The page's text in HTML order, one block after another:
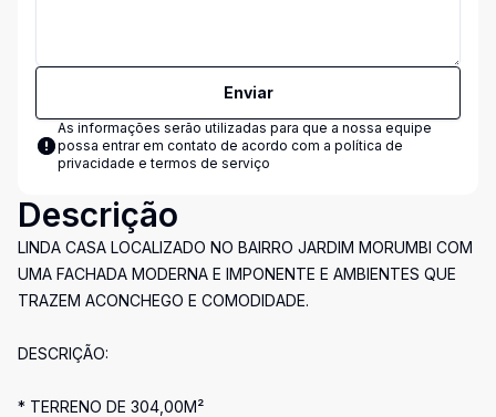
Enviar
As informações serão utilizadas para que a nossa equipe
possa entrar em contato de acordo com a política de
privacidade e termos de serviço
Descrição
LINDA CASA LOCALIZADO NO BAIRRO JARDIM MORUMBI COM
UMA FACHADA MODERNA E IMPONENTE E AMBIENTES QUE
TRAZEM ACONCHEGO E COMODIDADE.
DESCRIÇÃO:
* TERRENO DE 304,00M²